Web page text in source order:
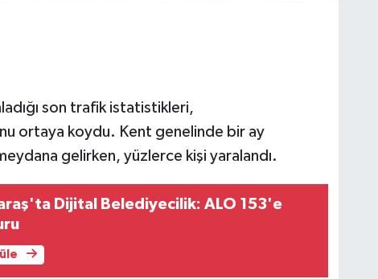
son trafik istatistikleri,
ortaya koydu. Kent genelinde bir ay
gelirken, yüzlerce kişi yaralandı.
Dijital Belediyecilik: ALO 153'e